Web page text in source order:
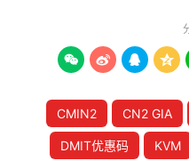
   
CMIN2 CN2 GIA
DMIT优惠码 KVM